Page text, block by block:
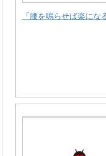
「腰を鳴らせば楽にな